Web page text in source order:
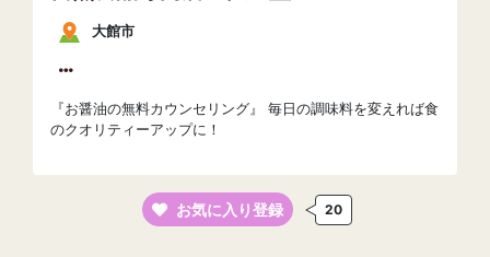
大館市
『お醤油の無料カウンセリング』 毎日の調味料を変えれば食
のクオリティーアップに！
お気に入り登録 20